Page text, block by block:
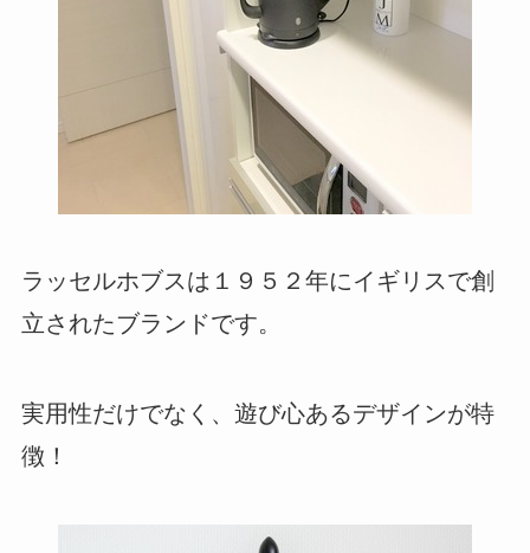
ラッセルホブスは１９５２年にイギリスで創
立されたブランドです。
実用性だけでなく、遊び心あるデザインが特
徴！